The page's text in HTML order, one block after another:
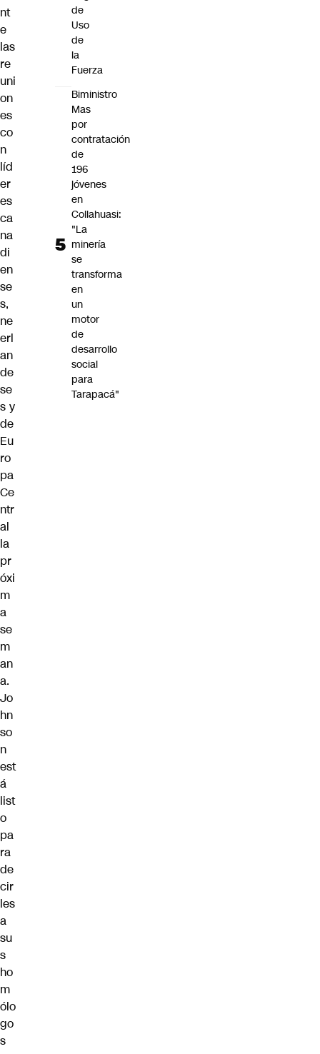
nt
e
las
re
uni
on
es
co
n
líd
er
es
ca
na
di
en
se
s,
ne
erl
an
de
se
s y
de
Eu
ro
pa
Ce
ntr
al
la
pr
óxi
m
a
se
m
an
a.
Jo
hn
so
n
est
á
list
o
pa
ra
de
cir
les
a
su
s
ho
m
ólo
go
s
de
Uso
de
la
Fuerza
Biministro
Mas
por
contratación
de
196
jóvenes
en
Collahuasi:
"La
minería
se
transforma
en
un
motor
de
desarrollo
social
para
Tarapacá"